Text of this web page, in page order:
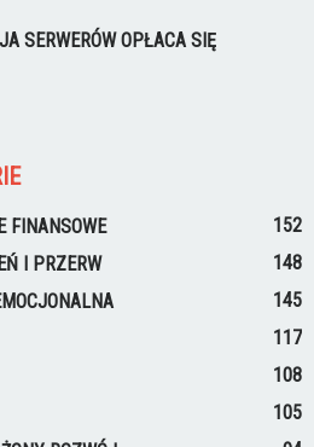
SERWERÓW OPŁACA SIĘ
FINANSOWE
152
I PRZERW
148
145
117
108
105